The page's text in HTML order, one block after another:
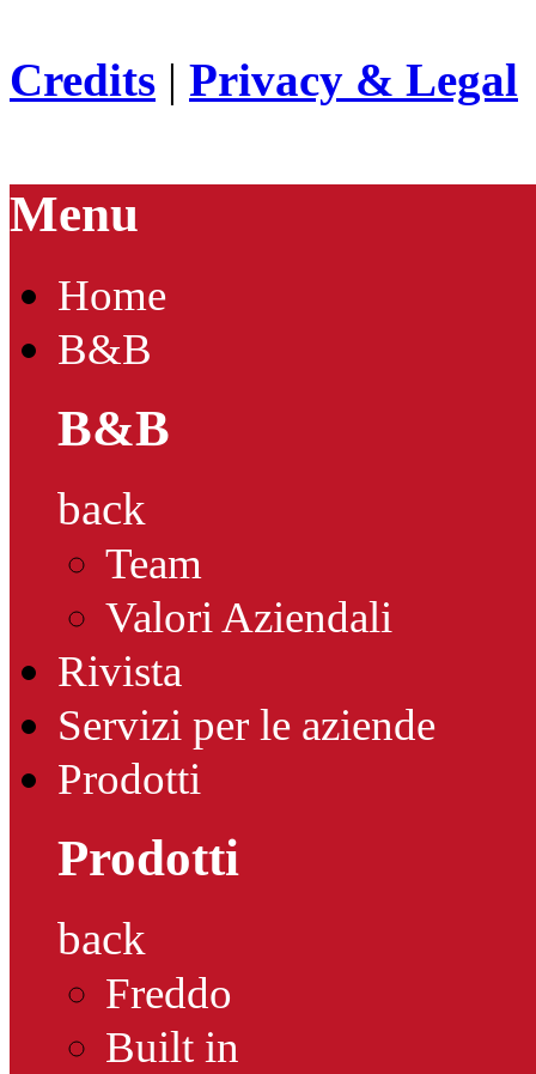
Credits | Privacy & Legal
Menu
Home
B&B
B&B
back
Team
Valori Aziendali
Rivista
Servizi per le aziende
Prodotti
Prodotti
back
Freddo
Built in